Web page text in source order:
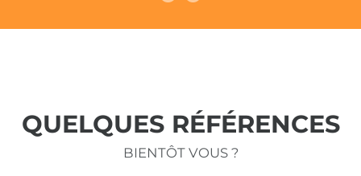
QUELQUES RÉFÉRENCES
BIENTÔT VOUS ?